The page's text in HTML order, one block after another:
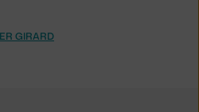
GIRARD